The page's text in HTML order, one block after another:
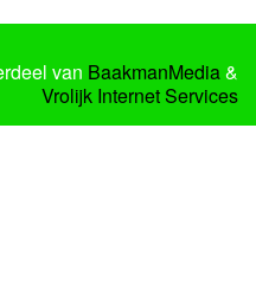
van BaakmanMedia&
Vrolijk Internet Services